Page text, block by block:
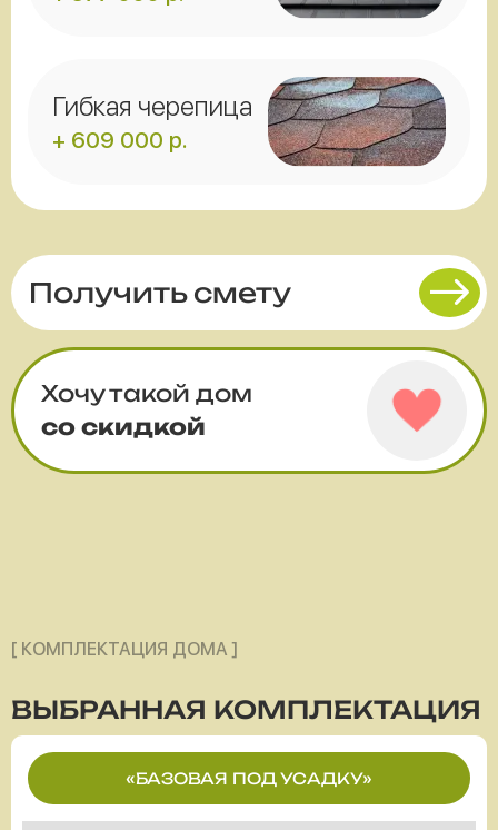
Гибкая черепица
+ 609 000 р.
Получить смету
Хочу такой дом
со скидкой
[ КОМПЛЕКТАЦИЯ ДОМА ]
ВЫБРАННАЯ КОМПЛЕКТАЦИЯ
«БАЗОВАЯ ПОД УСАДКУ»